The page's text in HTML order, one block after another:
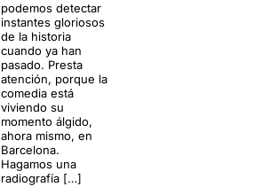
podemos detectar
instantes gloriosos
de la historia
cuando ya han
pasado. Presta
atención, porque la
comedia está
viviendo su
momento álgido,
ahora mismo, en
Barcelona.
Hagamos una
radiografía […]